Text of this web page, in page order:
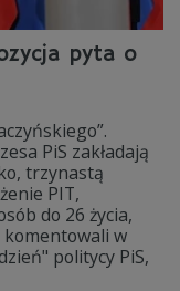
pyta o
PiS zakładają
trzynastą
PIT,
do 26 życia,
komentowali w
politycy PiS,